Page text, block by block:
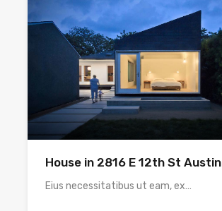
House in 2816 E 12th St Austin
Eius necessitatibus ut eam, ex…